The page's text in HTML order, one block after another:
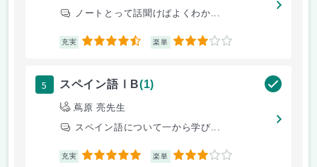
ノートとって話聞けばよくわか...
充実 4.5 楽単 3
5 スペイン語ⅠB(1)
蔦原 亮先生
スペイン語について一から学び...
充実 5 楽単 3